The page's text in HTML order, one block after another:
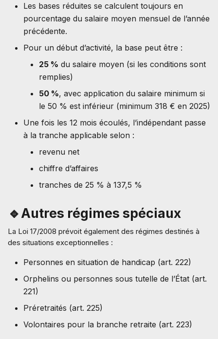
Les bases réduites se calculent toujours en
pourcentage du salaire moyen mensuel de l’année
précédente.
Pour un début d’activité, la base peut être :
25 % du salaire moyen (si les conditions sont
remplies)
50 %, avec application du salaire minimum si
le 50 % est inférieur (minimum 318 € en 2025)
Une fois les 12 mois écoulés, l’indépendant passe
à la tranche applicable selon :
revenu net
chiffre d’affaires
tranches de 25 % à 137,5 %
🔹Autres régimes spéciaux
La Loi 17/2008 prévoit également des régimes destinés à
des situations exceptionnelles :
Personnes en situation de handicap (art. 222)
Orphelins ou personnes sous tutelle de l’État (art.
221)
Préretraités (art. 225)
Volontaires pour la branche retraite (art. 223)